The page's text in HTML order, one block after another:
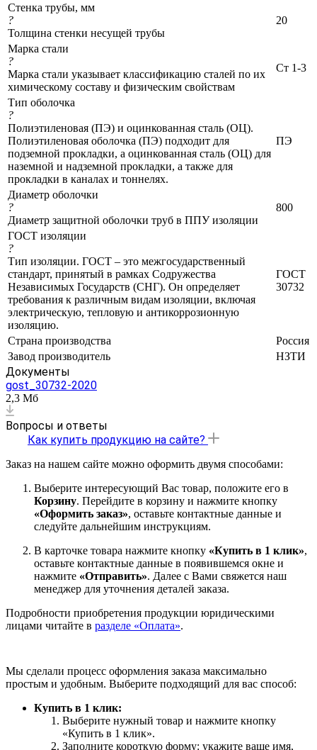
Стенка трубы, мм
?
Толщина стенки несущей трубы
20
Марка стали
?
Марка стали указывает классификацию сталей по их
химическому составу и физическим свойствам
Ст 1-3
Тип оболочка
?
Полиэтиленовая (ПЭ) и оцинкованная сталь (ОЦ).
Полиэтиленовая оболочка (ПЭ) подходит для
подземной прокладки, а оцинкованная сталь (ОЦ) для
наземной и надземной прокладки, а также для
прокладки в каналах и тоннелях.
ПЭ
Диаметр оболочки
?
Диаметр защитной оболочки труб в ППУ изоляции
800
ГОСТ изоляции
?
Тип изоляции. ГОСТ – это межгосударственный
стандарт, принятый в рамках Содружества
Независимых Государств (СНГ). Он определяет
требования к различным видам изоляции, включая
электрическую, тепловую и антикоррозионную
изоляцию.
ГОСТ
30732
Страна производства
Россия
Завод производитель
НЗТИ
Документы
gost_30732-2020
2,3 Мб
Вопросы и ответы
Как купить продукцию на сайте?
Заказ на нашем сайте можно оформить двумя способами:
Выберите интересующий Вас товар, положите его в
Корзину. Перейдите в корзину и нажмите кнопку
«Оформить заказ», оставьте контактные данные и
следуйте дальнейшим инструкциям.
В карточке товара нажмите кнопку «Купить в 1 клик»,
оставьте контактные данные в появившемся окне и
нажмите «Отправить». Далее с Вами свяжется наш
менеджер для уточнения деталей заказа.
Подробности приобретения продукции юридическими
лицами читайте в разделе «Оплата».
Мы сделали процесс оформления заказа максимально
простым и удобным. Выберите подходящий для вас способ:
Купить в 1 клик:
Выберите нужный товар и нажмите кнопку
«Купить в 1 клик».
Заполните короткую форму: укажите ваше имя,